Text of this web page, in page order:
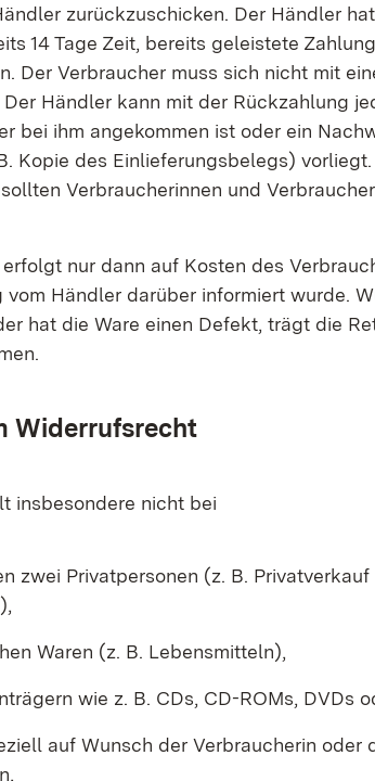
zurückzuschicken. Der Händler
14 Tage Zeit, bereits geleistete
Der Verbraucher muss sich nicht mit
Händler kann mit der Rückzahlung
bei ihm angekommen ist oder ein
Kopie des Einlieferungsbelegs)
Verbraucherinnen und
nur dann auf Kosten des
Händler darüber informiert wurde.
hat die Ware einen Defekt, trägt die
Widerrufsrecht
insbesondere nicht bei
zwei Privatpersonen (z. B.
Waren (z. B. Lebensmitteln),
wie z. B. CDs, CD-ROMs, DVDs
auf Wunsch der Verbraucherin oder